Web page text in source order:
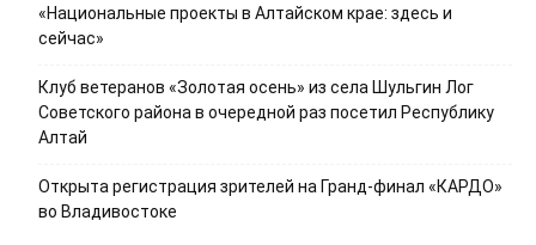
«Национальные проекты в Алтайском крае: здесь и
сейчас»
Клуб ветеранов «Золотая осень» из села Шульгин Лог
Советского района в очередной раз посетил Республику
Алтай
Открыта регистрация зрителей на Гранд-финал «КАРДО»
во Владивостоке